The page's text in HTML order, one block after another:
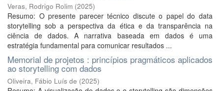
Veras, Rodrigo Rolim (2025)
Resumo: O presente parecer técnico discute o papel do data
storytelling sob a perspectiva da ética e da transparência na
ciência de dados. A narrativa baseada em dados é uma
estratégia fundamental para comunicar resultados ...
Memorial de projetos : princípios pragmáticos aplicados
ao storytelling com dados
Oliveira, Fábio Luís de (2025)